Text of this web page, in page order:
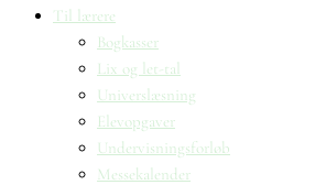
Til lærere
Bogkasser
Lix og let-tal
Universlæsning
Elevopgaver
Undervisningsforløb
Messekalender